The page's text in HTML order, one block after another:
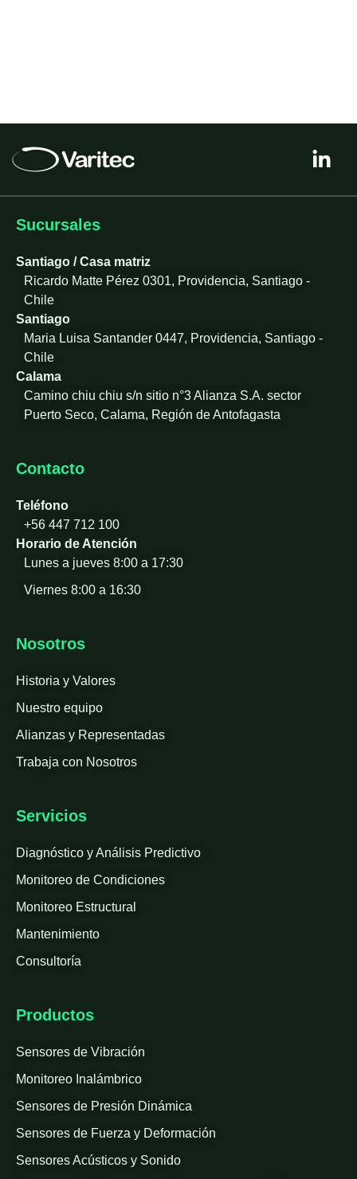
i
k
n
Sucursales
Santiago / Casa matriz
Ricardo Matte Pérez 0301, Providencia, Santiago -
Chile
Santiago
Maria Luisa Santander 0447, Providencia, Santiago -
Chile
Calama
Camino chiu chiu s/n sitio n°3 Alianza S.A. sector
Puerto Seco, Calama, Región de Antofagasta
Contacto
Teléfono
+56 447 712 100
Horario de Atención
Lunes a jueves 8:00 a 17:30
Viernes 8:00 a 16:30
Nosotros
Historia y Valores
Nuestro equipo
Alianzas y Representadas
Trabaja con Nosotros
Servicios
Diagnóstico y Análisis Predictivo
Monitoreo de Condiciones
Monitoreo Estructural
Mantenimiento
Consultoría
Productos
Sensores de Vibración
Monitoreo Inalámbrico
Sensores de Presión Dinámica
Sensores de Fuerza y Deformación
Sensores Acústicos y Sonido